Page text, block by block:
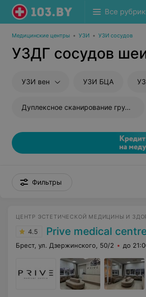
Все
Медицинские центры • УЗИ • УЗИ сосудов
УЗДГ сосудов
УЗИ вен УЗИ БЦА
Дуплексное сканирование грудной, брюшной аорты
Фильтры
ЦЕНТР ЭСТЕТИЧЕСКОЙ МЕДИЦИНЫ И
4.5 Prive medical
Брест, ул. Дзержинского, 50/2 до